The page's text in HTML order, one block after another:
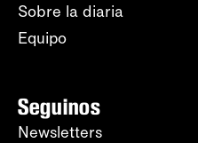
Sobre la diaria
Equipo
Seguinos
Newsletters